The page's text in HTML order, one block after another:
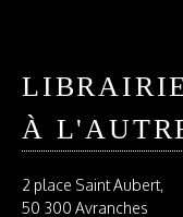
À
2 place Saint Aubert,
50 300 Avranches